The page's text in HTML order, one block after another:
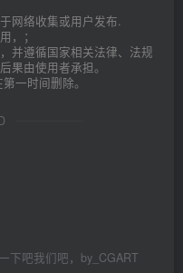
网络收集或用户发布.
，；
并遵循国家相关法律、法规
果由使用者承担。
一时间删除。
下吧我们吧，by_CGART